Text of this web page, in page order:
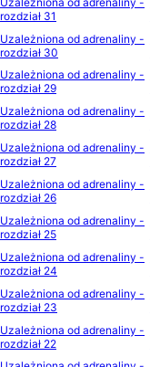
rozdział 31
Uzależniona od adrenaliny -
rozdział 30
Uzależniona od adrenaliny -
rozdział 29
Uzależniona od adrenaliny -
rozdział 28
Uzależniona od adrenaliny -
rozdział 27
Uzależniona od adrenaliny -
rozdział 26
Uzależniona od adrenaliny -
rozdział 25
Uzależniona od adrenaliny -
rozdział 24
Uzależniona od adrenaliny -
rozdział 23
Uzależniona od adrenaliny -
rozdział 22